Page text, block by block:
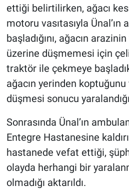
ettiği belirtilirken, ağacı
motoru vasıtasıyla Ünal’ın
başladığını, ağacın
üzerine düşmemesi için
traktör ile çekmeye
ağacın yerinden koptuğunu
düşmesi sonucu
Sonrasında Ünal’ın
Entegre Hastanesine
hastanede vefat ettiği,
olayda herhangi bir
olmadığı aktarıldı.